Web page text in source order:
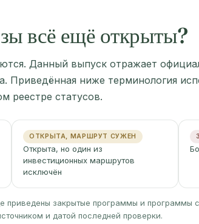
всё ещё открыты?
Данный выпуск отражает
Приведённая ниже терминология
реестре статусов.
ОТКРЫТА, МАРШРУТ СУЖЕН
Открыта, но один из
инвестиционных маршрутов
исключён
приведены закрытые программы и программы
и датой последней проверки.